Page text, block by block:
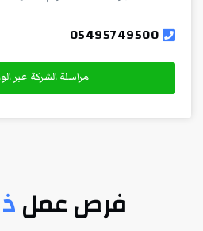
05495749500
مراسلة الشركة عبر
فرص عمل